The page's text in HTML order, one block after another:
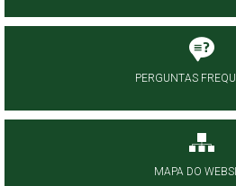
PERGUNTAS
MAPA DO